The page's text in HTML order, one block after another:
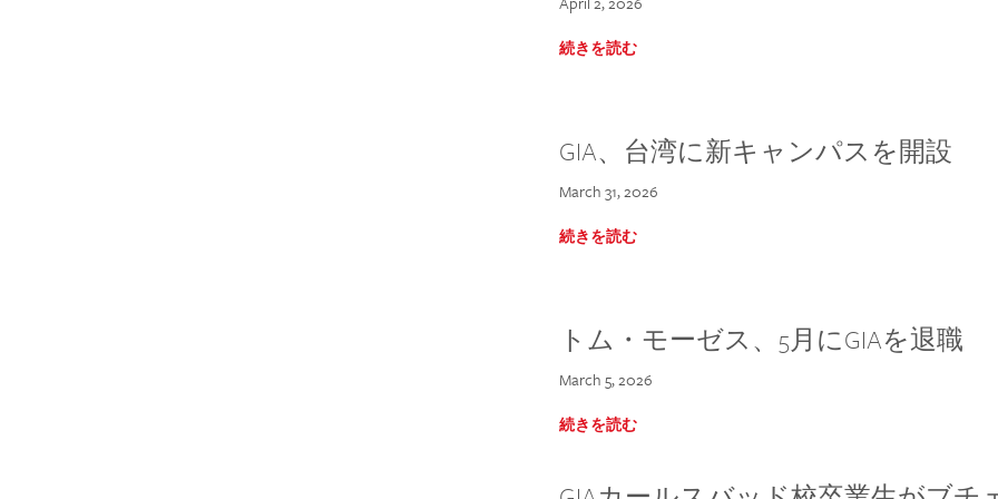
続きを読む
GIA、台湾に新キャンパスを開設
March 31, 2026
続きを読む
トム・モーゼス、5月にGIAを退職
March 5, 2026
続きを読む